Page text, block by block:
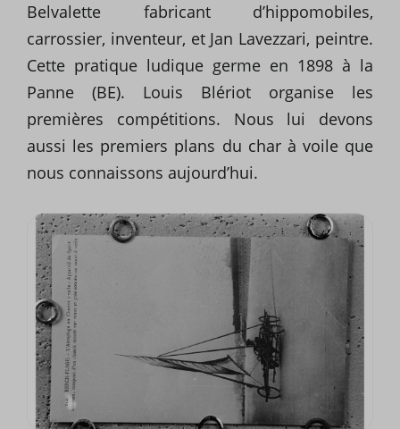
Belvalette fabricant d’hippomobiles,
carrossier, inventeur, et Jan Lavezzari, peintre.
Cette pratique ludique germe en 1898 à la
Panne (BE). Louis Blériot organise les
premières compétitions. Nous lui devons
aussi les premiers plans du char à voile que
nous connaissons aujourd’hui.